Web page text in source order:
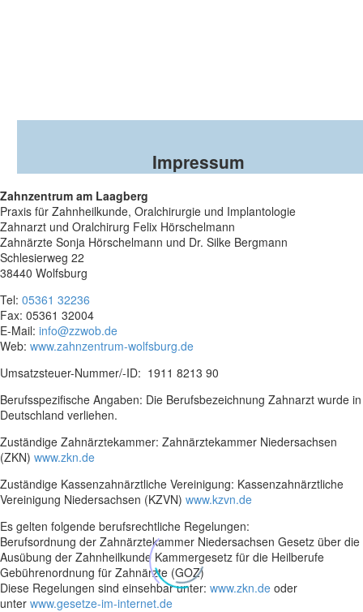
Impressum
Zahnzentrum am Laagberg
Praxis für Zahnheilkunde, Oralchirurgie und Implantologie
Zahnarzt und Oralchirurg Felix Hörschelmann
Zahnärzte Sonja Hörschelmann und Dr. Silke Bergmann
Schlesierweg 22
38440 Wolfsburg
Tel: 05361 32236
Fax: 05361 32004
E-Mail: info@zzwob.de
Web: www.zahnzentrum-wolfsburg.de
Umsatzsteuer-Nummer/-ID: 1911 8213 90
Berufsspezifische Angaben: Die Berufsbezeichnung Zahnarzt wurde in
Deutschland verliehen.
Zuständige Zahnärztekammer: Zahnärztekammer Niedersachsen
(ZKN) www.zkn.de
Zuständige Kassenzahnärztliche Vereinigung: Kassenzahnärztliche
Vereinigung Niedersachsen (KZVN) www.kzvn.de
Es gelten folgende berufsrechtliche Regelungen:
Berufsordnung der Zahnärztekammer Niedersachsen Gesetz über die
Ausübung der Zahnheilkunde Kammergesetz für die Heilberufe
Gebührenordnung für Zahnärzte (GOZ)
Diese Regelungen sind einsehbar unter: www.zkn.de oder
unter www.gesetze-im-internet.de